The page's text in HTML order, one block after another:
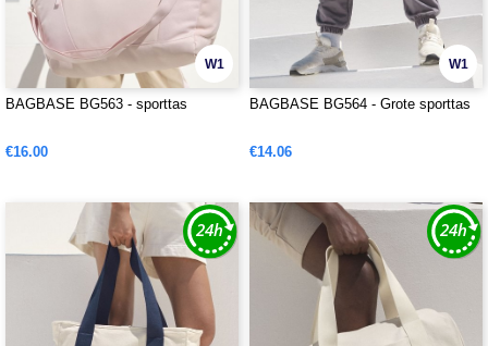
W1
BAGBASE BG563 - sporttas
€16.00
W1
BAGBASE BG564 - Grote sporttas
€14.06